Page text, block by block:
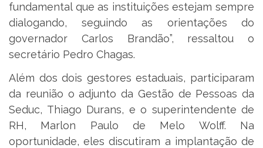
fundamental que as instituições estejam sempre
dialogando, seguindo as orientações do
governador Carlos Brandão”, ressaltou o
secretário Pedro Chagas.
Além dos dois gestores estaduais, participaram
da reunião o adjunto da Gestão de Pessoas da
Seduc, Thiago Durans, e o superintendente de
RH, Marlon Paulo de Melo Wolff. Na
oportunidade, eles discutiram a implantação de